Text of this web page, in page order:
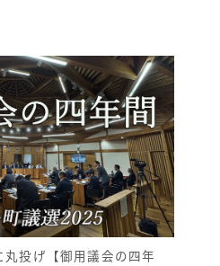
投げ【御用議会の四年